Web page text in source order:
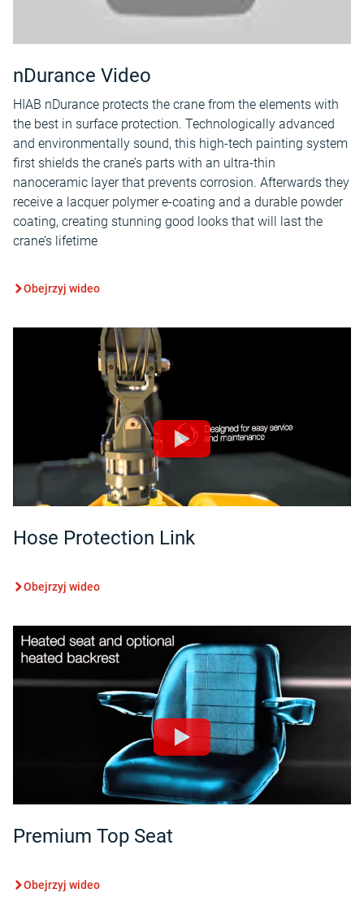
nDurance Video
HIAB nDurance protects the crane from the elements with
the best in surface protection. Technologically advanced
and environmentally sound, this high-tech painting system
first shields the crane’s parts with an ultra-thin
nanoceramic layer that prevents corrosion. Afterwards they
receive a lacquer polymer e-coating and a durable powder
coating, creating stunning good looks that will last the
crane’s lifetime
Obejrzyj wideo
Hose Protection Link
Obejrzyj wideo
Premium Top Seat
Obejrzyj wideo